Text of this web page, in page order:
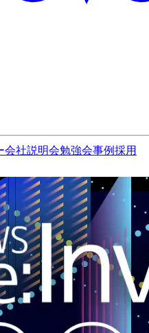
会社説明会勉強会事例採用